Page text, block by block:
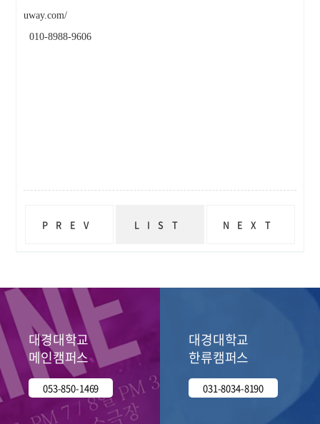
uway.com/
010-8988-9606
PREV LIST NEXT
대경대학교
메인캠퍼스
053-850-1469
대경대학교
한류캠퍼스
031-8034-8190